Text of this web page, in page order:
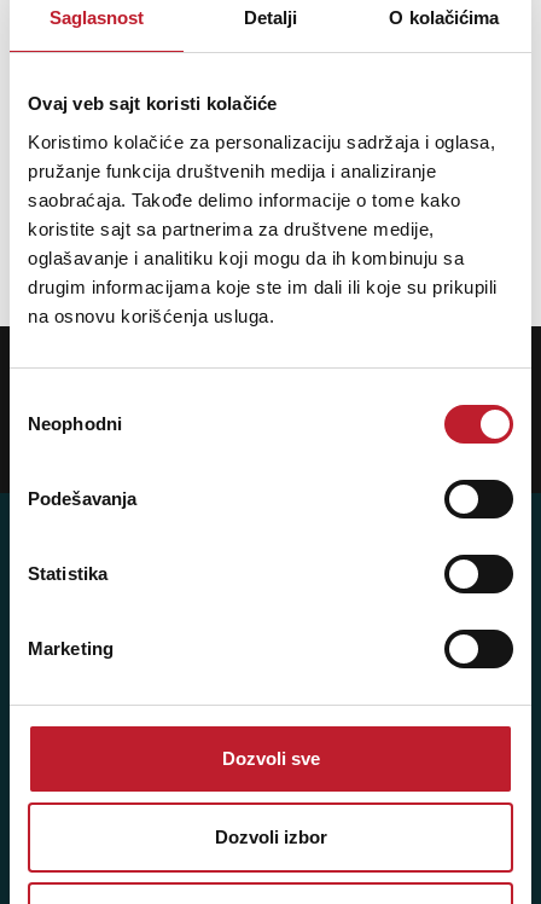
Saglasnost Detalji O kolačićima
Ovaj veb sajt koristi kolačiće
Koristimo kolačiće za personalizaciju sadržaja i oglasa,
pružanje funkcija društvenih medija i analiziranje
saobraćaja. Takođe delimo informacije o tome kako
koristite sajt sa partnerima za društvene medije,
oglašavanje i analitiku koji mogu da ih kombinuju sa
drugim informacijama koje ste im dali ili koje su prikupili
na osnovu korišćenja usluga.
сагласности
Neophodni
Podešavanja
Statistika
Marketing
Dozvoli sve
Dozvoli izbor
Wooden core, sturdy flat lid, sewn all around
Chrome plated locks, 3 lid hinges
Sturdy plastic handle
with lid
Interior padding black velvet
GEWA brass logo plate
Prijavi
Šifra djelatnosti: 46.19
Posredovanje u trgovini raznovrsnim proizvodima
Matični broj: 11091369
JIB: 4403444110009
NAŠE PRODAVNICE